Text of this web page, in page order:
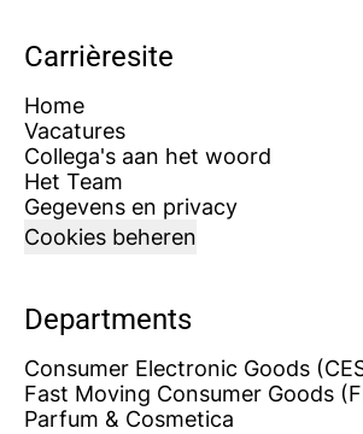
Carrièresite
Home
Vacatures
Collega's aan het woord
Het Team
Gegevens en privacy
Cookies beheren
Departments
Consumer Electronic Goods
Fast Moving Consumer Goods
Parfum & Cosmetica